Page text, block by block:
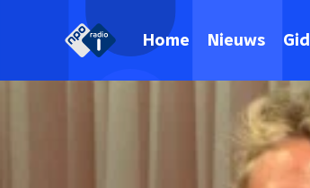
Home Nieuws